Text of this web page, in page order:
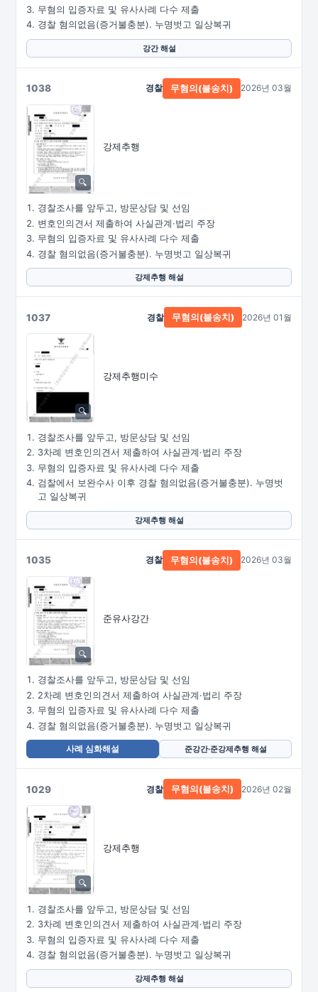
무혐의 입증자료 및 유사사례 다수 제출
경찰 혐의없음(증거불충분). 누명벗고 일상복귀
강간 해설
1038
강제추행
경찰 무혐의(불송치) 2026년 03월
경찰조사를 앞두고, 방문상담 및 선임
변호인의견서 제출하여 사실관계·법리 주장
무혐의 입증자료 및 유사사례 다수 제출
경찰 혐의없음(증거불충분). 누명벗고 일상복귀
강제추행 해설
1037
강제추행미수
경찰 무혐의(불송치) 2026년 01월
경찰조사를 앞두고, 방문상담 및 선임
3차례 변호인의견서 제출하여 사실관계·법리 주장
무혐의 입증자료 및 유사사례 다수 제출
검찰에서 보완수사 이후 경찰 혐의없음(증거불충분). 누명벗
고 일상복귀
강제추행 해설
1035
준유사강간
경찰 무혐의(불송치) 2026년 03월
경찰조사를 앞두고, 방문상담 및 선임
2차례 변호인의견서 제출하여 사실관계·법리 주장
무혐의 입증자료 및 유사사례 다수 제출
경찰 혐의없음(증거불충분). 누명벗고 일상복귀
사례 심화해설 준강간·준강제추행 해설
1029
강제추행
경찰 무혐의(불송치) 2026년 02월
경찰조사를 앞두고, 방문상담 및 선임
3차례 변호인의견서 제출하여 사실관계·법리 주장
무혐의 입증자료 및 유사사례 다수 제출
경찰 혐의없음(증거불충분). 누명벗고 일상복귀
강제추행 해설